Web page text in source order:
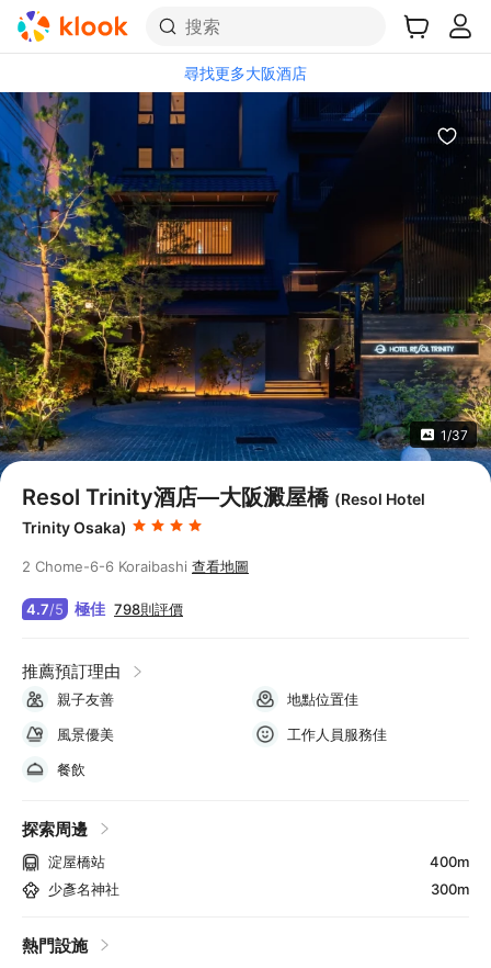
搜索
尋找更多大阪酒店
1/37
Resol Trinity酒店—大阪澱屋橋 (Resol Hotel
Trinity Osaka)
2 Chome-6-6 Koraibashi 查看地圖
4.7/5 極佳 798則評價
推薦預訂理由
親子友善
地點位置佳
風景優美
工作人員服務佳
餐飲
探索周邊
淀屋橋站
400m
少彥名神社
300m
熱門設施